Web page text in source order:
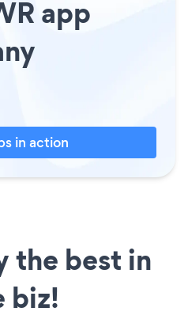
app
in action
the best in
biz!